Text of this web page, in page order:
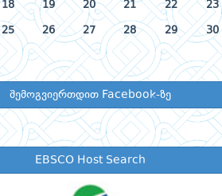
18 19 20 21 22 23
25 26 27 28 29 30
შემოგვიერთდით Facebook-ზე
EBSCO Host Search